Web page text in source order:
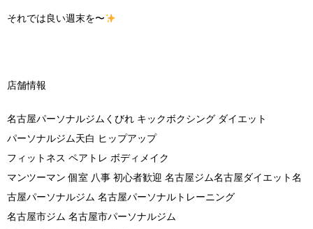
それでは良い週末を〜
店舗情報
名古屋パーソナルジムくびれ キックボクシング ダイエット
パーソナルジム天白 ヒップアップ
フィットネス ペアトレ ボディメイク
マンツーマン 個室 八事 初心者歓迎 名古屋ジム名古屋ダイエット名
古屋パーソナルジム 名古屋パーソナルトレーニング
名古屋市ジム 名古屋市パーソナルジム